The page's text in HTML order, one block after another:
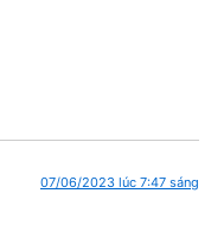
07/06/2023 lúc 7:47 sáng